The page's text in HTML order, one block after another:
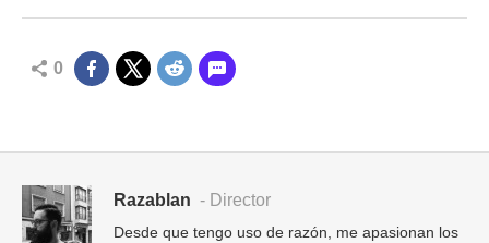
0
Razablan - Director
Desde que tengo uso de razón, me apasionan los